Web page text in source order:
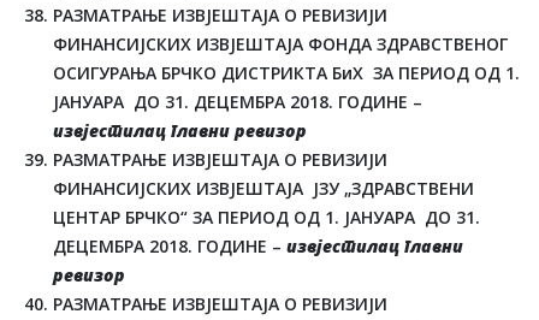
РАЗМАТРАЊЕ ИЗВЈЕШТАЈА О РЕВИЗИЈИ
ФИНАНСИЈСКИХ ИЗВЈЕШТАЈА ФОНДА ЗДРАВСТВЕНОГ
ОСИГУРАЊА БРЧКО ДИСТРИКТА БиХ ЗА ПЕРИОД ОД 1.
ЈАНУАРА ДО 31. ДЕЦЕМБРА 2018. ГОДИНЕ –
извјестилац главни ревизор
РАЗМАТРАЊЕ ИЗВЈЕШТАЈА О РЕВИЗИЈИ
ФИНАНСИЈСКИХ ИЗВЈЕШТАЈА ЈЗУ „ЗДРАВСТВЕНИ
ЦЕНТАР БРЧКО“ ЗА ПЕРИОД ОД 1. ЈАНУАРА ДО 31.
ДЕЦЕМБРА 2018. ГОДИНЕ – извјестилац главни
ревизор
РАЗМАТРАЊЕ ИЗВЈЕШТАЈА О РЕВИЗИЈИ